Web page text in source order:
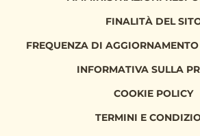
Persona Fisica
Elisa Sciuto
Persona Fisica
FINALITÀ DEL
FREQUENZA DI
INFORMATIVA SULLA
COOKIE POLICY
TERMINI E